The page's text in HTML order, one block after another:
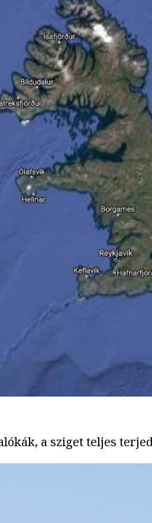
a sziget teljes